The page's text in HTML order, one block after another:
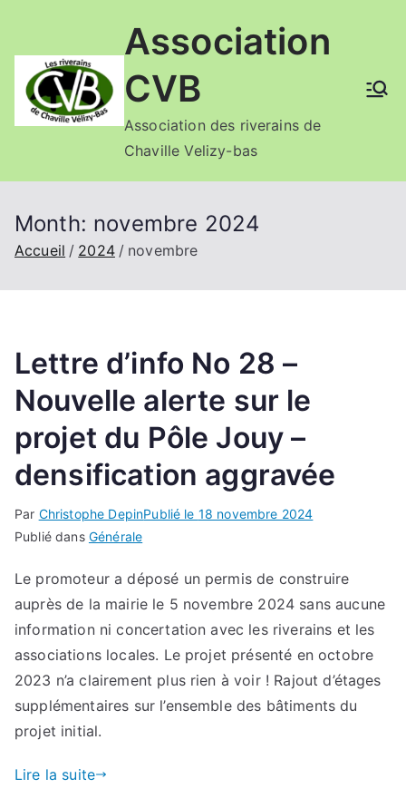
contenu
Association
CVB
Association des riverains de
Chaville Velizy-bas
Month: novembre 2024
Accueil 2024 novembre
Lettre d’info No 28 –
Nouvelle alerte sur le
projet du Pôle Jouy –
densification aggravée
Par Christophe DepinPublié le 18 novembre 2024
Publié dans Générale
Le promoteur a déposé un permis de construire
auprès de la mairie le 5 novembre 2024 sans aucune
information ni concertation avec les riverains et les
associations locales. Le projet présenté en octobre
2023 n’a clairement plus rien à voir ! Rajout d’étages
supplémentaires sur l’ensemble des bâtiments du
projet initial.
Lire la suite